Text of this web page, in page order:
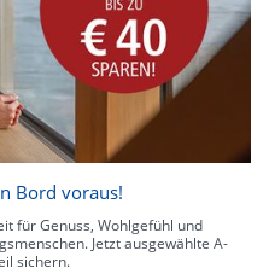
Bord voraus!
für Genuss, Wohlgefühl und
Jetzt ausgewählte A-
sichern.